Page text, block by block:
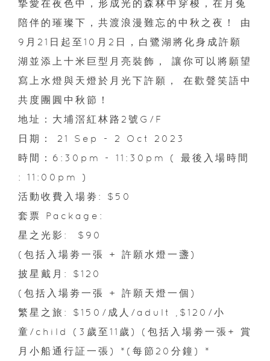
摯愛在夜色中，形成光的森林中穿梭，在月兔
陪伴的璀璨下，共渡浪漫難忘的中秋之夜！ 由
9月21日起至10月2日，白鷺湖將化身成許願
湖並添上十米巨型月亮裝飾， 讓你可以將願望
寫上水燈與天燈於月光下許願， 在歡聲笑語中
共度團圓中秋節！
地址：大埔滘紅林路2號G/F
日期： 21 Sep - 2 Oct 2023
時間：6:30pm - 11:30pm ( 最後入場時間
: 11:00pm )
活動收費入場劵: $50
套票 Package:
星之光影: $90
(包括入場劵一張 + 許願水燈一盞)
披星戴月: $120
(包括入場劵一張 + 許願天燈一個) ​
繁星之旅: $150/成人/adult ,$120/小
童/child (3歲至11歲) (包括入場劵一張+ 賞
月小船通行証一張) *(每節20分鐘) *